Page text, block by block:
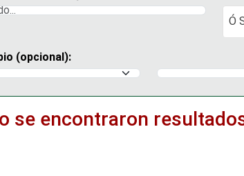
Ó
Ó
(opcional):
Selecciona un
se encontraron